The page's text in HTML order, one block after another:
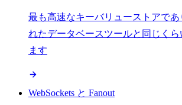
最も高速なキーバリューストアで
れたデータベースツールと同じくら
ます
WebSockets と Fanout